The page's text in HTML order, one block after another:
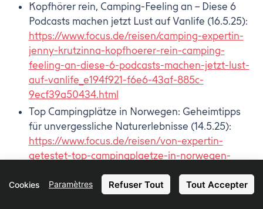
Kopfhörer rein, Camping-Feeling an – Diese 6
Podcasts machen jetzt Lust auf Vanlife (16.5.25):
https://www.focus.de/reisen/camping-expertin-
jenny-krutzinna-kopfhoerer-rein-camping-
feeling-an-diese-6-podcasts-machen-jetzt-lust-
auf-vanlife_e194f921-f6e6-43af-885c-
9ecf39a50434.html
Top Campingplätze in Norwegen: Geheimtipps
für unvergessliche Naturerlebnisse (14.5.25):
https://www.focus.de/reisen/von-expertin-
getestet-top-campingplaetze-in-norwegen-
naturerlebnisse_bc64cbef-6555-427a-92ae-
Cookies Paramètres Refuser Tout Tout Accepter